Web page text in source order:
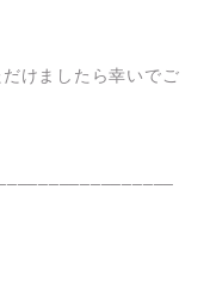
けましたら幸いでご